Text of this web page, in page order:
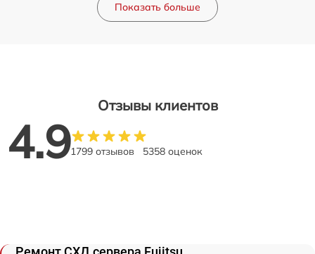
Показать больше
Отзывы клиентов
4.91799 отзывов 5358 оценок